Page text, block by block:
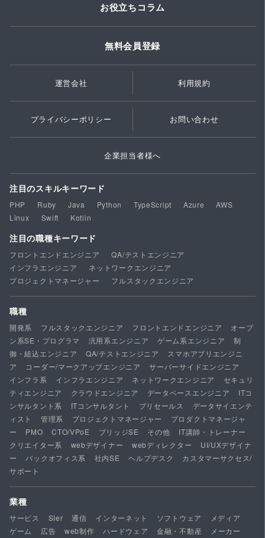
お役立ちコラム
無料会員登録
運営会社 利用規約
プライバシーポリシー お問い合わせ
企業担当者様へ
注目のスキルキーワード
PHP Ruby Java Python TypeScript Azure
AWS
Linux
Swift Kotlin
注目の職種キーワード
フロントエンドエンジニア
QA/テストエンジニア
インフラエンジニア
ネットワークエンジニア
プロジェクトマネージャー
フルスタックエンジニア
職種
開発系 フルスタックエンジニア フロントエンドエンジニア
オープ
ン系SE・プログラマ
汎用系エンジニア ゲーム系エンジニア
制
御・組込エンジニア
QA/テストエンジニア
スマホアプリエンジニ
ア
コーダー/マークアップエンジニア
サーバーサイドエンジニア
インフラ系
インフラエンジニア ネットワークエンジニア
セキュリ
ティエンジニア
クラウドエンジニア データベースエンジニア
ITコ
ンサルタント系
ITコンサルタント プリセールス
データサイエンテ
ィスト
管理系 プロジェクトマネージャー
プロダクトマネージャ
ー
PMO CTO/VPoE ブリッジSE その他
IT講師・トレーナー
クリエイター系
webデザイナー webディレクター
UI/UXデザイナ
ー
バックオフィス系 社内SE ヘルプデスク
カスタマーサクセス/
サポート
業種
サービス SIer 通信 インターネット ソフトウェア
メディア
ゲーム
広告 web制作 ハードウェア 金融・不動産
メーカー